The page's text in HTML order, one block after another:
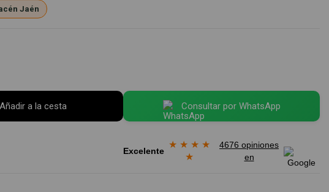
Jaén
Añadir a la cesta Consultar por WhatsApp
Excelente
★ ★ ★ ★
★
4676 opiniones
en